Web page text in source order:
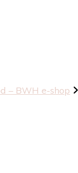
– BWH e-shop